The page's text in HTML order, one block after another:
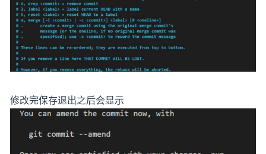
修改完保存退出之后会显示